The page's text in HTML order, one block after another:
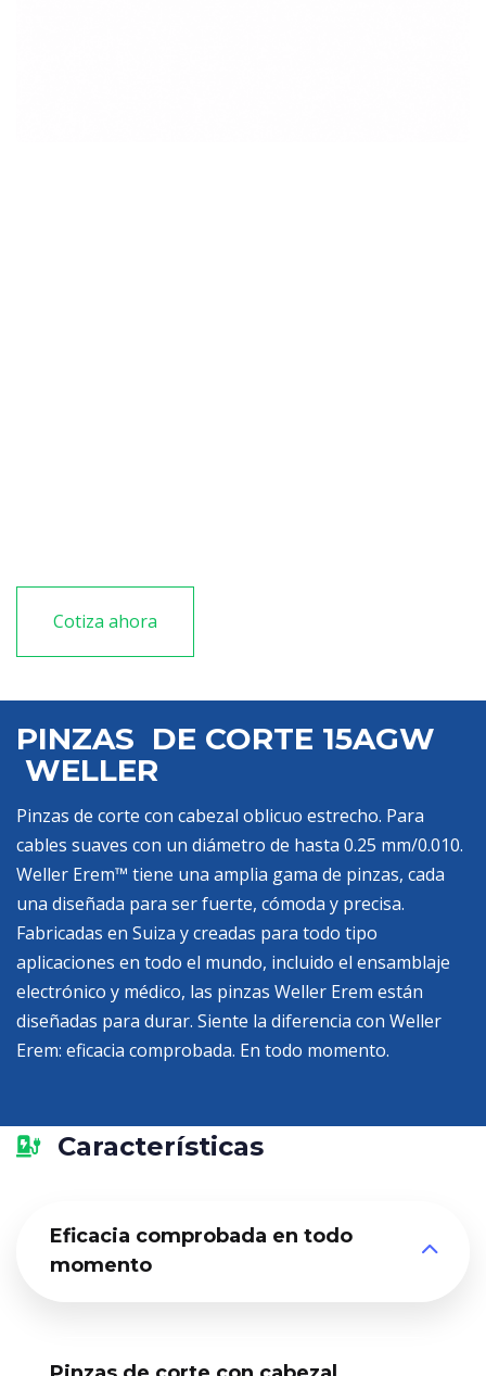
Cotiza ahora
PINZAS DE CORTE 15AGW
WELLER
Pinzas de corte con cabezal oblicuo estrecho. Para
cables suaves con un diámetro de hasta 0.25 mm/0.010.
Weller Erem™ tiene una amplia gama de pinzas, cada
una diseñada para ser fuerte, cómoda y precisa.
Fabricadas en Suiza y creadas para todo tipo
aplicaciones en todo el mundo, incluido el ensamblaje
electrónico y médico, las pinzas Weller Erem están
diseñadas para durar. Siente la diferencia con Weller
Erem: eficacia comprobada. En todo momento.
Características
Eficacia comprobada en todo
momento